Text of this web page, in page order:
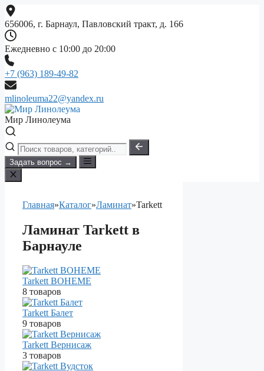
Перейти
к
содержимому
656006, г. Барнаул, Павловский тракт, д. 166
Ежедневно с 10:00 до 20:00
+7 (963) 189-49-82
mlinoleuma22@yandex.ru
Мир Линолеума
Задать вопрос →
Главная»Каталог»Ламинат»Tarkett
Ламинат Tarkett в
Барнауле
Tarkett BOHEME
8 товаров
Tarkett Балет
9 товаров
Tarkett Вернисаж
3 товаров